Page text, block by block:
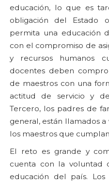
educación, lo que es
obligación del Estado
permita una educación
con el compromiso de
y recursos humanos
docentes deben
de maestros con una
actitud de servicio y
Tercero, los padres de
general, están llamados a
los maestros que
El reto es grande y
cuenta con la voluntad
educación del país.